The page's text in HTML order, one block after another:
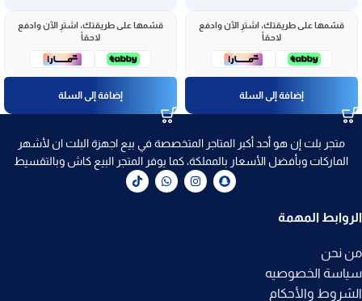
قسّمها على طريقتك، اشترِ الآن وادفع
لاحقاً
إضافة إلى السلة
قسّمها على طريقتك، اشترِ الآن وادفع
لاحقاً
إضافة إلى السلة
متجر بلت إن هو أحد أكبر المتاجر المتخصصة في بيع اجهزة البلت ان لأشهر
الماركات وبأفضل الأسعار بالمملكة، كما يوفر المتجر البيع كاش وبالتقسيط
الروابط المهمة
من نحن
سياسة الخصوصيه
الشروط والأحكام